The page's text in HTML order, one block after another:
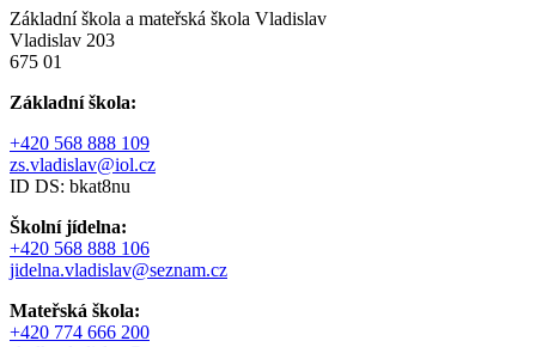
Základní škola a mateřská škola Vladislav
Vladislav 203
675 01
Základní škola:
+420 568 888 109
zs.vladislav@iol.cz
ID DS: bkat8nu
Školní jídelna:
+420 568 888 106
jidelna.vladislav@seznam.cz
Mateřská škola:
+420 774 666 200